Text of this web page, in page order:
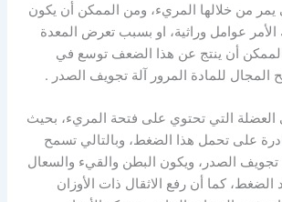
من خلالها المريء، ومن الممكن أن يكون
عوامل وراثية، او بسبب تعرض المعدة
الممكن أن ينتج عن هذا الضعف توسع في
المجال للمادة المرور آلة تجويف الصدر .
العضلة التي تحتوي على فتحة المريء، بحيث
على تحمل هذا الضغط، وبالتالي تسمح
تجويف الصدر، ويكون البطن والقيء والسعال
الضغط، كما أن رفع الاثقال ذات الأوزان